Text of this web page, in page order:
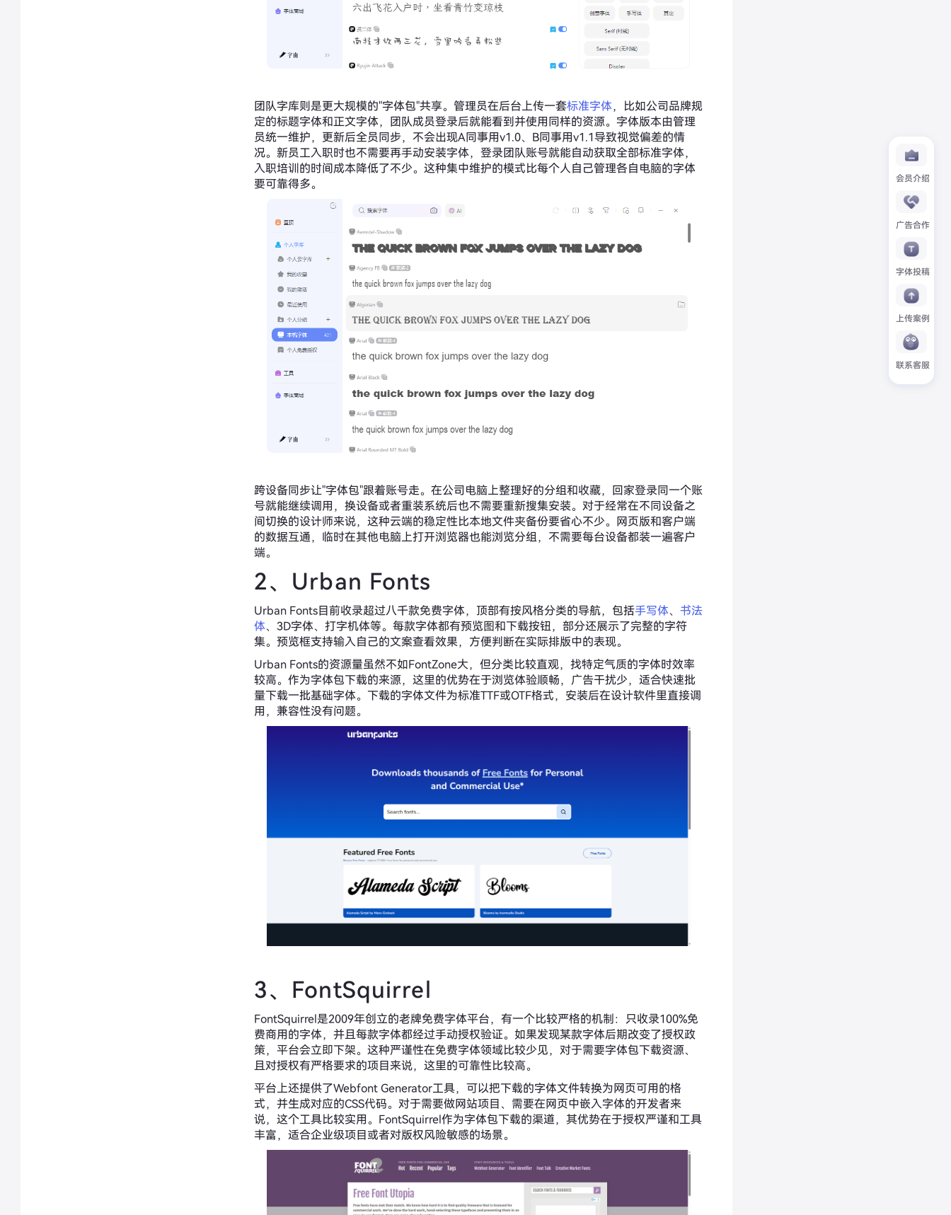
会员介绍
广告合作
字体投稿
上传案例
联系客服
团队字库则是更大规模的"字体包"共享。管理员在后台上传一套标准字体，比如公司品牌规
定的标题字体和正文字体，团队成员登录后就能看到并使用同样的资源。字体版本由管理
员统一维护，更新后全员同步，不会出现A同事用v1.0、B同事用v1.1导致视觉偏差的情
况。新员工入职时也不需要再手动安装字体，登录团队账号就能自动获取全部标准字体，
入职培训的时间成本降低了不少。这种集中维护的模式比每个人自己管理各自电脑的字体
要可靠得多。
跨设备同步让"字体包"跟着账号走。在公司电脑上整理好的分组和收藏，回家登录同一个账
号就能继续调用，换设备或者重装系统后也不需要重新搜集安装。对于经常在不同设备之
间切换的设计师来说，这种云端的稳定性比本地文件夹备份要省心不少。网页版和客户端
的数据互通，临时在其他电脑上打开浏览器也能浏览分组，不需要每台设备都装一遍客户
端。
2、Urban Fonts
Urban Fonts目前收录超过八千款免费字体，顶部有按风格分类的导航，包括手写体、 书法
体、3D字体、打字机体等。每款字体都有预览图和下载按钮，部分还展示了完整的字符
集。预览框支持输入自己的文案查看效果，方便判断在实际排版中的表现。
Urban Fonts的资源量虽然不如FontZone大，但分类比较直观，找特定气质的字体时效率
较高。作为字体包下载的来源，这里的优势在于浏览体验顺畅，广告干扰少，适合快速批
量下载一批基础字体。下载的字体文件为标准TTF或OTF格式，安装后在设计软件里直接调
用，兼容性没有问题。
3、FontSquirrel
FontSquirrel是2009年创立的老牌免费字体平台，有一个比较严格的机制：只收录100%免
费商用的字体，并且每款字体都经过手动授权验证。如果发现某款字体后期改变了授权政
策，平台会立即下架。这种严谨性在免费字体领域比较少见，对于需要字体包下载资源、
且对授权有严格要求的项目来说，这里的可靠性比较高。
平台上还提供了Webfont Generator工具，可以把下载的字体文件转换为网页可用的格
式，并生成对应的CSS代码。对于需要做网站项目、需要在网页中嵌入字体的开发者来
说，这个工具比较实用。FontSquirrel作为字体包下载的渠道，其优势在于授权严谨和工具
丰富，适合企业级项目或者对版权风险敏感的场景。